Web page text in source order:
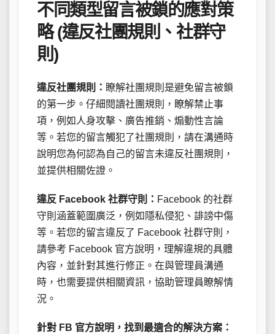
不同類型留言被鎖的應對策
略 (違反社團規則、社群守
則)
違反社團規則： 瞭解社團規則是避免留言被鎖
的第一步。仔細閱讀社團規則，瞭解禁止事
項，例如人身攻擊、廣告推銷、煽動性言論
等。若您的留言觸犯了社團規則，請在溝通時
說明您為何認為自己的留言未違反社團規則，
並提供相關佐證。
違反 Facebook 社群守則： Facebook 的社群
守則涵蓋範圍廣泛，例如隱私侵犯、誹謗中傷
等。若您的留言違反了 Facebook 社群守則，
請參考 Facebook 官方說明，理解違規的具體
內容，並針對其進行修正。在與管理員溝通
時，也需要提供相關資訊，協助管理員瞭解情
況。
針對 FB 官方說明，找到最適合的解決方案：